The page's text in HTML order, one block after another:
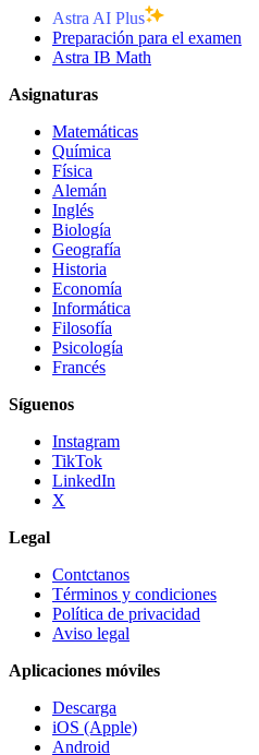
Astra AI Plus
Preparación para el examen
Astra IB Math
Asignaturas
Matemáticas
Química
Física
Alemán
Inglés
Biología
Geografía
Historia
Economía
Informática
Filosofía
Psicología
Francés
Síguenos
Instagram
TikTok
LinkedIn
X
Legal
Contctanos
Términos y condiciones
Política de privacidad
Aviso legal
Aplicaciones móviles
Descarga
iOS (Apple)
Android